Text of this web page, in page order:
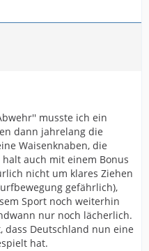
musste ich ein
dann jahrelang die
Waisenknaben, die
auch mit einem Bonus
nicht um klares Ziehen
gefährlich),
Sport noch weiterhin
nur noch lächerlich.
Deutschland nun eine
hat.